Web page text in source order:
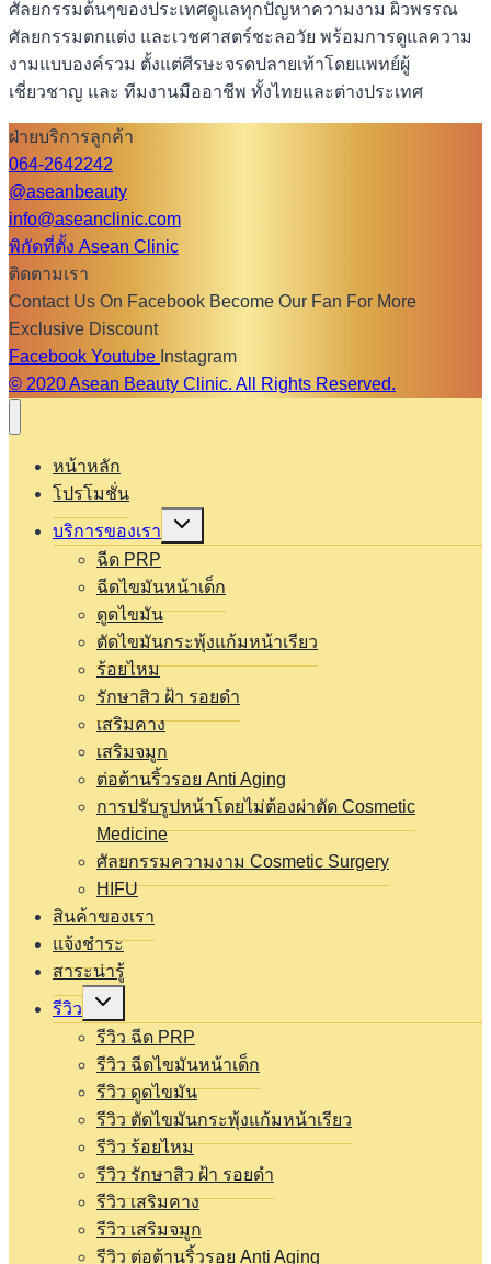
ศัลยกรรมต้นๆของประเทศดูแลทุกปัญหาความงาม ผิวพรรณ
ศัลยกรรมตกแต่ง และเวชศาสตร์ชะลอวัย พร้อมการดูแลความ
งามแบบองค์รวม ตั้งแต่ศีรษะจรดปลายเท้าโดยแพทย์ผู้
เชี่ยวชาญ และ ทีมงานมืออาชีพ ทั้งไทยและต่างประเทศ
ฝ่ายบริการลูกค้า
064-2642242
@aseanbeauty
info@aseanclinic.com
พิกัดที่ตั้ง Asean Clinic
ติดตามเรา
Contact Us On Facebook Become Our Fan For More
Exclusive Discount
Facebook Youtube Instagram
© 2020 Asean Beauty Clinic. All Rights Reserved.
หน้าหลัก
โปรโมชั่น
บริการของเรา
Expand
menu
ฉีด PRP
ฉีดไขมันหน้าเด็ก
ดูดไขมัน
ตัดไขมันกระพุ้งแก้มหน้าเรียว
ร้อยไหม
รักษาสิว ฝ้า รอยดำ
เสริมคาง
เสริมจมูก
ต่อต้านริ้วรอย Anti Aging
การปรับรูปหน้าโดยไม่ต้องผ่าตัด Cosmetic
Medicine
ศัลยกรรมความงาม Cosmetic Surgery
HIFU
สินค้าของเรา
แจ้งชำระ
สาระน่ารู้
รีวิว
Expand
menu
รีวิว ฉีด PRP
รีวิว ฉีดไขมันหน้าเด็ก
รีวิว ดูดไขมัน
รีวิว ตัดไขมันกระพุ้งแก้มหน้าเรียว
รีวิว ร้อยไหม
รีวิว รักษาสิว ฝ้า รอยดำ
รีวิว เสริมคาง
รีวิว เสริมจมูก
รีวิว ต่อต้านริ้วรอย Anti Aging